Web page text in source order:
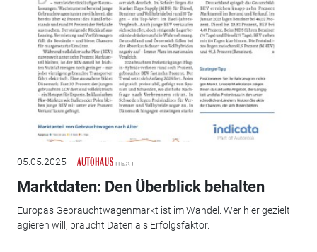
05.05.2025
Marktdaten: Den Überblick behalten
Europas Gebrauchtwagenmarkt ist im Wandel. Wer hier gezielt
agieren will, braucht Daten als Erfolgsfaktor.